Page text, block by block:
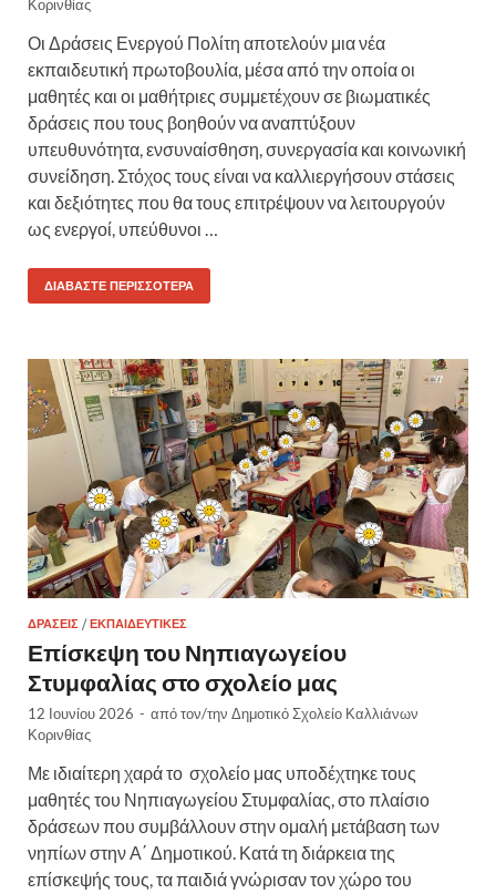
Κορινθίας
Οι Δράσεις Ενεργού Πολίτη αποτελούν μια νέα
εκπαιδευτική πρωτοβουλία, μέσα από την οποία οι
μαθητές και οι μαθήτριες συμμετέχουν σε βιωματικές
δράσεις που τους βοηθούν να αναπτύξουν
υπευθυνότητα, ενσυναίσθηση, συνεργασία και κοινωνική
συνείδηση. Στόχος τους είναι να καλλιεργήσουν στάσεις
και δεξιότητες που θα τους επιτρέψουν να λειτουργούν
ως ενεργοί, υπεύθυνοι …
ΔΙΑΒΆΣΤΕ ΠΕΡΙΣΣΌΤΕΡΑ
ΔΡΆΣΕΙΣ /ΕΚΠΑΙΔΕΥΤΙΚΈΣ
Επίσκεψη του Νηπιαγωγείου
Στυμφαλίας στο σχολείο μας
12 Ιουνίου 2026 - από τον/την Δημοτικό Σχολείο Καλλιάνων
Κορινθίας
Με ιδιαίτερη χαρά το σχολείο μας υποδέχτηκε τους
μαθητές του Νηπιαγωγείου Στυμφαλίας, στο πλαίσιο
δράσεων που συμβάλλουν στην ομαλή μετάβαση των
νηπίων στην Α΄ Δημοτικού. Κατά τη διάρκεια της
επίσκεψής τους, τα παιδιά γνώρισαν τον χώρο του